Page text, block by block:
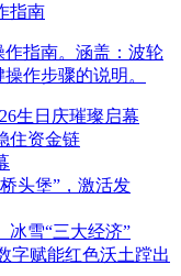
指南
指南。涵盖：波轮
作步骤的说明。
生日庆璀璨启幕
住资金链
头堡”，激活发
冰雪“三大经济”
字赋能红色沃土蹚出